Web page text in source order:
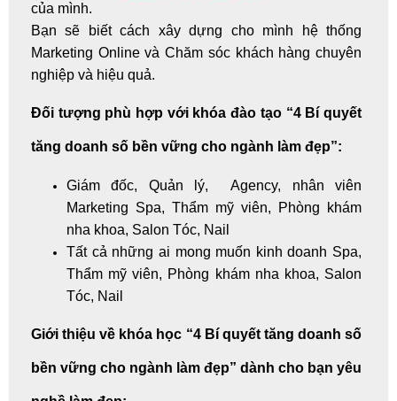
của mình.
Bạn sẽ biết cách xây dựng cho mình hệ thống
Marketing Online vàChăm sóc khách hàng chuyên
nghiệp và hiệu quả.
Đối tượng phù hợp với khóa đào tạo “4 Bí quyết
tăng doanh số bền vững cho ngành làm đẹp”:
Giám đốc, Quản lý, Agency, nhân viên
Marketing Spa, Thẩm mỹ viên, Phòng khám
nha khoa, Salon Tóc, Nail
Tất cả những ai mong muốn kinh doanh Spa,
Thẩm mỹ viên, Phòng khám nha khoa, Salon
Tóc, Nail
Giới thiệu về khóa học “4 Bí quyết tăng doanh số
bền vững cho ngành làm đẹp” dành cho bạn yêu